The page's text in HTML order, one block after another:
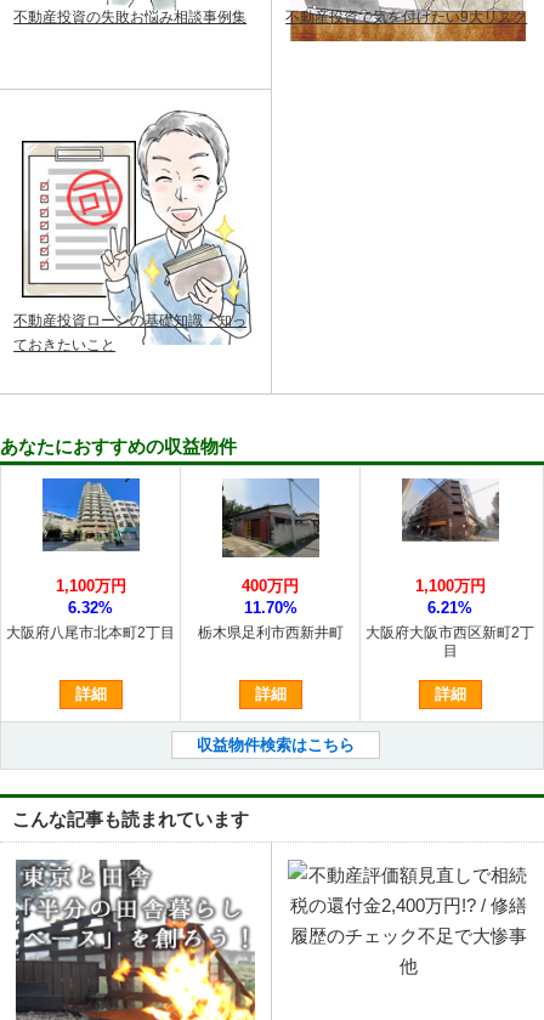
不動産投資の失敗お悩み相談事例集 不動産投資で気を付けたい9大リスク
不動産投資ローンの基礎知識・知っ
ておきたいこと
あなたにおすすめの収益物件
大阪府八尾市北本町2丁目
1,100万円
6.32%
詳細
栃木県足利市西新井町
400万円
11.70%
詳細
大阪府大阪市西区新町2丁
目
1,100万円
6.21%
詳細
収益物件検索はこちら
こんな記事も読まれています